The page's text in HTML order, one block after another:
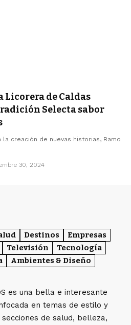
Licorera de Caldas
Selecta sabor
creación de nuevas historias, Ramo
30, 2024
Destinos
Empresas
Televisión
Tecnología
Ambientes & Diseño
es una bella e interesante
en temas de estilo y
de salud, belleza,